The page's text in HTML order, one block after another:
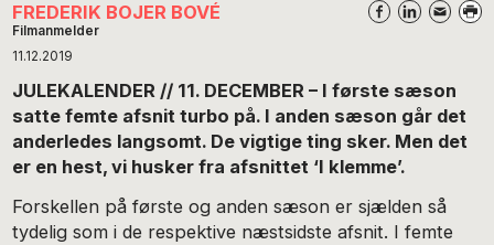
FREDERIK BOJER BOVÉ
Filmanmelder
11.12.2019
JULEKALENDER // 11. DECEMBER – I første sæson
satte femte afsnit turbo på. I anden sæson går det
anderledes langsomt. De vigtige ting sker. Men det
er en hest, vi husker fra afsnittet ‘I klemme’.
Forskellen på første og anden sæson er sjælden så
tydelig som i de respektive næstsidste afsnit. I femte